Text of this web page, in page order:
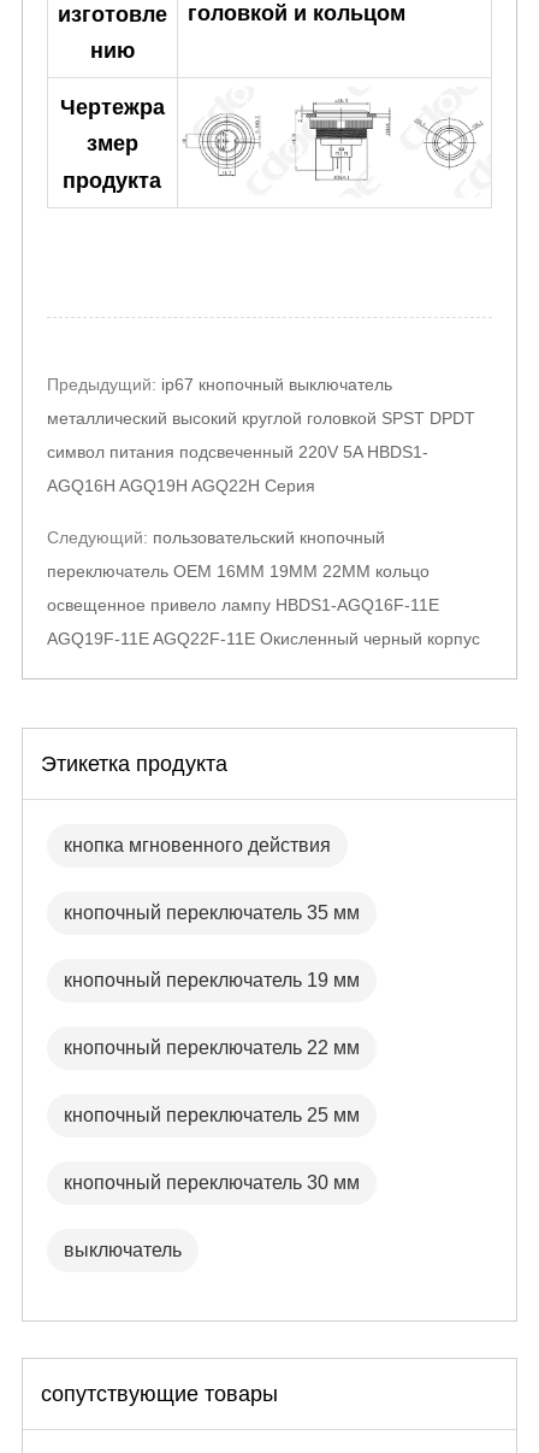
изготовле
нию
головкой и кольцом
Чертежра
змер
продукта
Post
navigation
Предыдущий: ip67 кнопочный выключатель
металлический высокий круглой головкой SPST DPDT
символ питания подсвеченный 220V 5A HBDS1-
AGQ16H AGQ19H AGQ22H Серия
Следующий: пользовательский кнопочный
переключатель OEM 16MM 19MM 22MM кольцо
освещенное привело лампу HBDS1-AGQ16F-11E
AGQ19F-11E AGQ22F-11E Окисленный черный корпус
Этикетка продукта
кнопка мгновенного действия
кнопочный переключатель 35 мм
кнопочный переключатель 19 мм
кнопочный переключатель 22 мм
кнопочный переключатель 25 мм
кнопочный переключатель 30 мм
выключатель
сопутствующие товары